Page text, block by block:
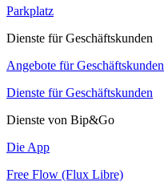
Parkplatz
Dienste für Geschäftskunden
Angebote für Geschäftskunden
Dienste für Geschäftskunden
Dienste von Bip&Go
Die App
Free Flow (Flux Libre)